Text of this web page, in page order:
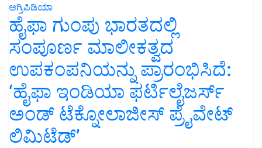
ಅಗ್ರಿಪಿಡಿಯಾ
ಹೈಫಾ ಗುಂಪು ಭಾರತದಲ್ಲಿ
ಸಂಪೂರ್ಣ ಮಾಲೀಕತ್ವದ
ಉಪಕಂಪನಿಯನ್ನು ಪ್ರಾರಂಭಿಸಿದೆ:
‘ಹೈಫಾ ಇಂಡಿಯಾ ಫರ್ಟಿಲೈಜರ್ಸ್
ಅಂಡ್ ಟೆಕ್ನೋಲಾಜೀಸ್ ಪ್ರೈವೇಟ್
ಲಿಮಿಟೆಡ್’